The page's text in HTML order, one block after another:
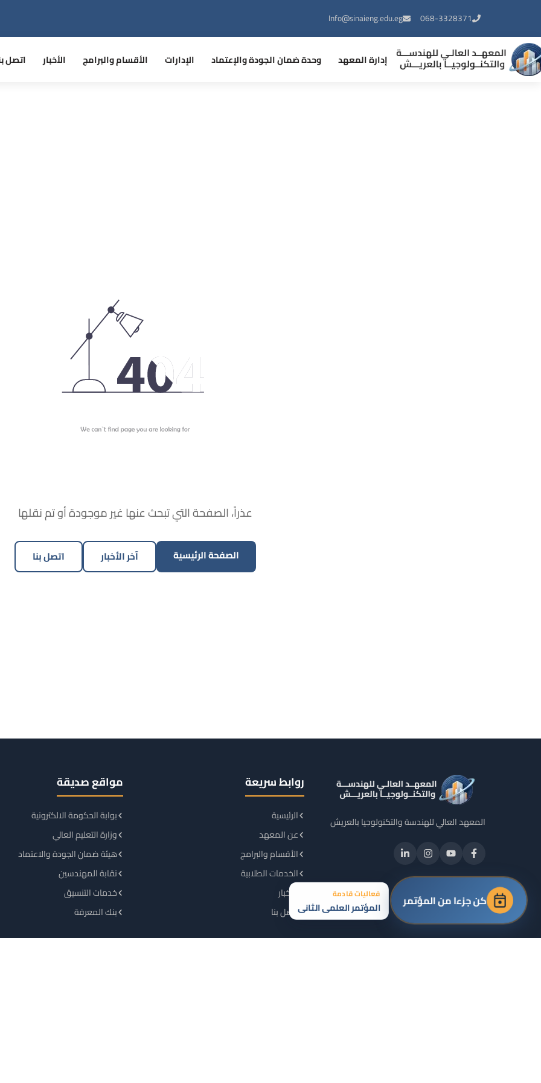
068-3328371
Info@sinaieng.edu.eg
إدارة المعهد وحدة ضمان الجودة والإعتماد الإدارات الأقسام والبرامج الأخبار اتصل
عذراً، الصفحة التي تبحث عنها غير موجودة أو تم نقلها
الصفحة الرئيسية آخر الأخبار اتصل بنا
المعهد العالي للهندسة والتكنولوجيا بالعريش
روابط سريعة
الرئيسية
عن المعهد
الأقسام والبرامج
الخدمات الطلابية
الأخبار
اتصل بنا
مواقع صديقة
بوابة الحكومة الالكترونية
وزارة التعليم العالي
هيئة ضمان الجودة والاعتماد
نقابة المهندسين
خدمات التنسيق
بنك المعرفة
فعاليات قادمة
المؤتمر العلمي الثاني كن جزءا من المؤتمر